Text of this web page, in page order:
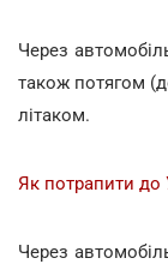
Через
також потягом
літаком.
Як потрапити до
Через